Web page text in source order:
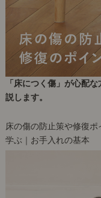
「床につく傷」が心配
説します。
床の傷の防止策や修復
学ぶ｜お手入れの基本